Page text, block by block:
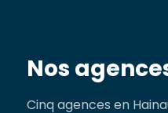
Nos
Cinq agences en